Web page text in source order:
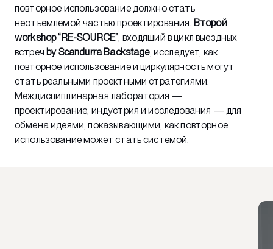
повторное использование должно стать
неотъемлемой частью проектирования. Второй
workshop “RE-SOURCE”, входящий в цикл выездных
встреч by Scandurra Backstage, исследует, как
повторное использование и циркулярность могут
стать реальными проектными стратегиями.
Междисциплинарная лаборатория —
проектирование, индустрия и исследования — для
обмена идеями, показывающими, как повторное
использование может стать системой.